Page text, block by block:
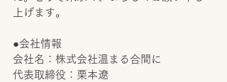
上げます。
●会社情報
会社名：株式会社温まる合間に
代表取締役：栗本遼